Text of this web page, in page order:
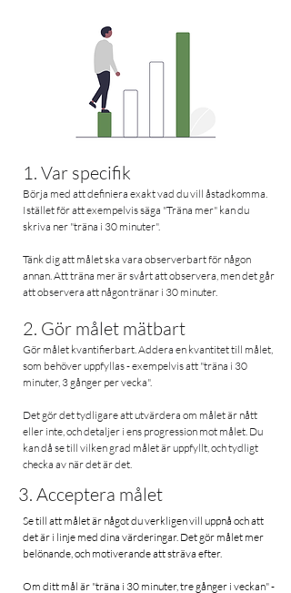
1. Var specifik
Börja med att definiera exakt vad du vill åstadkomma.
Istället för att exempelvis säga "Träna mer" kan du
skriva ner "träna i 30 minuter".
Tänk dig att målet ska vara observerbart för någon
annan. Att träna mer är svårt att observera, men det går
att observera att någon tränar i 30 minuter.
2. Gör målet mätbart
Gör målet kvantifierbart. Addera en kvantitet till målet,
som behöver uppfyllas - exempelvis att "träna i 30
minuter, 3 gånger per vecka".
Det gör det tydligare att utvärdera om målet är nått
eller inte, och detaljer i ens progression mot målet. Du
kan då se till vilken grad målet är uppfyllt, och tydligt
checka av när det är det.
3. Acceptera målet
Se till att målet är något du verkligen vill uppnå och att
det är i linje med dina värderingar. Det gör målet mer
belönande, och motiverande att sträva efter.
Om ditt mål är "träna i 30 minuter, tre gånger i veckan" -